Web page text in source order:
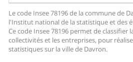
Le code Insee 78196 de la commune de
l'Institut national de la statistique et des
Ce code Insee 78196 permet de classifier
collectivités et les entreprises, pour
statistiques sur la ville de Davron.